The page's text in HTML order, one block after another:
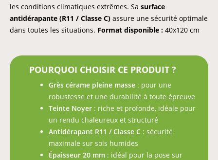
les conditions climatiques extrêmes. Sa surface
antidérapante (R11 / Classe C) assure une sécurité optimale
dans toutes les situations. Format disponible : 40x120 cm
POURQUOI CHOISIR CE PRODUIT ?
Grès cérame pleine masse : pour une
robustesse et une durabilité à toute épreuve
Teinte Noyer : riche et profonde, idéale pour
un rendu chaleureux et structuré
Antidérapant R11 / Classe C : sécurité
maximale sur sols humides
Épaisseur 20 mm : idéal pour la pose sur